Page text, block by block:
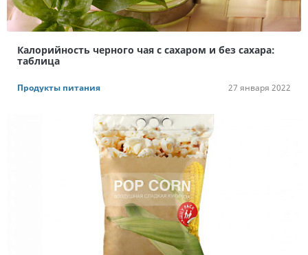
Калорийность черного чая с сахаром и без сахара:
таблица
Продукты питания 27 января 2022